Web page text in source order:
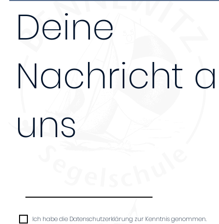
Ich habe die Datenschutzerklärung zur Kenntnis genommen.
Deine
Nachricht
uns